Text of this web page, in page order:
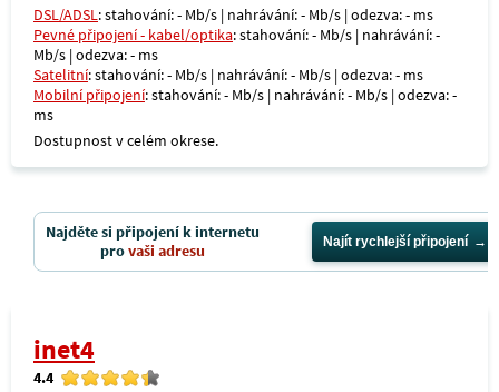
DSL/ADSL: stahování: - Mb/s | nahrávání: - Mb/s | odezva: - ms
Pevné připojení - kabel/optika: stahování: - Mb/s | nahrávání: -
Mb/s | odezva: - ms
Satelitní: stahování: - Mb/s | nahrávání: - Mb/s | odezva: - ms
Mobilní připojení: stahování: - Mb/s | nahrávání: - Mb/s | odezva: -
ms
Dostupnost v celém okrese.
Najděte si připojení k internetu
provaši adresu Najít rychlejší připojení
inet4
4.4